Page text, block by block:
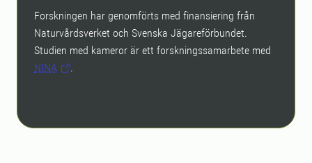
Forskningen har genomförts med finansiering från
Naturvårdsverket och Svenska Jägareförbundet.
Studien med kameror är ett forskningssamarbete med
NINA
.